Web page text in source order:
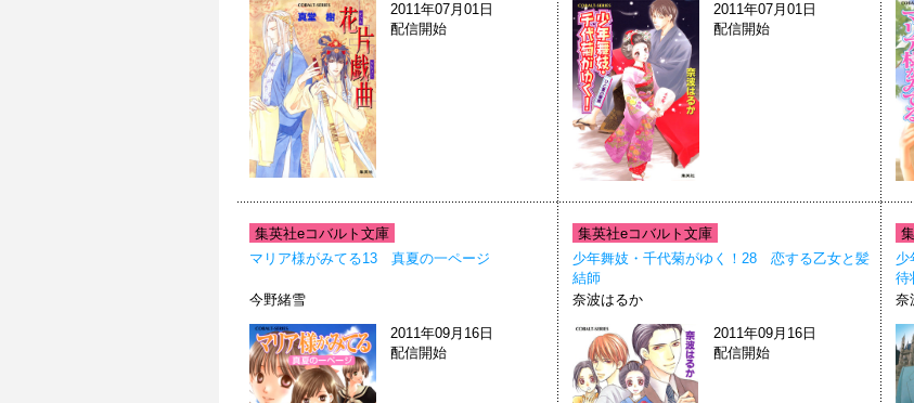
2011年07月01日
配信開始
2011年07月01日
配信開始
集英社eコバルト文庫
マリア様がみてる13 真夏の一ページ
今野緒雪
2011年09月16日
配信開始
集英社eコバルト文庫
少年舞妓・千代菊がゆく！28 恋する乙女と髪
結師
奈波はるか
2011年09月16日
配信開始
少
待
奈